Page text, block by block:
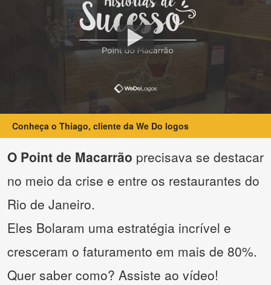
Conheça o Thiago, cliente da We Do logos
O Point de Macarrão precisava se destacar
no meio da crise e entre os restaurantes do
Rio de Janeiro.
Eles Bolaram uma estratégia incrível e
cresceram o faturamento em mais de 80%.
Quer saber como? Assiste ao vídeo!